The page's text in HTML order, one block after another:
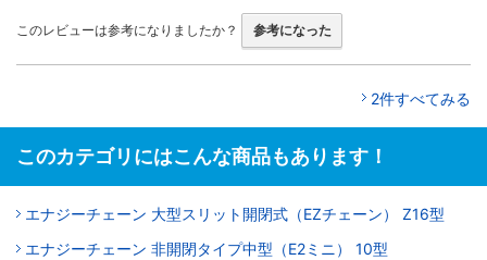
このレビューは参考になりましたか？ 参考になった
2件すべてみる
このカテゴリにはこんな商品もあります！
エナジーチェーン 大型スリット開閉式（EZチェーン） Z16型
エナジーチェーン 非開閉タイプ中型（E2ミニ） 10型